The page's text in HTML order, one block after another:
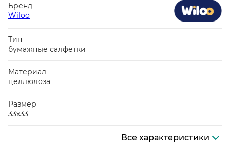
Бренд
Wiloo
Тип
бумажные салфетки
Материал
целлюлоза
Размер
33х33
Все характеристики